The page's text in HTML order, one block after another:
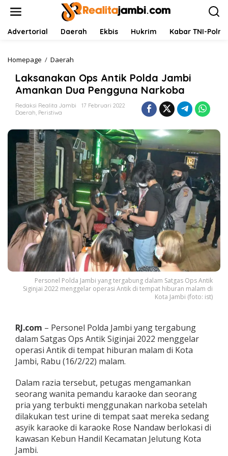
Advertorial Daerah Ekbis Hukrim Kabar TNI-Polri
Homepage / Daerah
k
s
a
n
a
n
O
p
A
n
i
k
P
o
l
d
a
J
a
m
m
n
k
a
D
a
P
e
n
g
g
Laksanakan Ops Antik Polda Jambi
Amankan Dua Pengguna Narkoba
Redaksi Realita Jambi
17 Februari 2022
Daerah, Peristiwa
Personel Polda Jambi yang tergabung dalam Satgas Ops Antik
Siginjai 2022 menggelar operasi Antik di tempat hiburan malam di
Kota Jambi (foto: ist)
RJ.com – Personel Polda Jambi yang tergabung
dalam Satgas Ops Antik Siginjai 2022 menggelar
operasi Antik di tempat hiburan malam di Kota
Jambi, Rabu (16/2/22) malam.
Dalam razia tersebut, petugas mengamankan
seorang wanita pemandu karaoke dan seorang
pria yang terbukti menggunakan narkoba setelah
dilakukan test urine di tempat saat mereka sedang
asyik karaoke di karaoke Rose Nandaw berlokasi di
kawasan Kebun Handil Kecamatan Jelutung Kota
Jambi.